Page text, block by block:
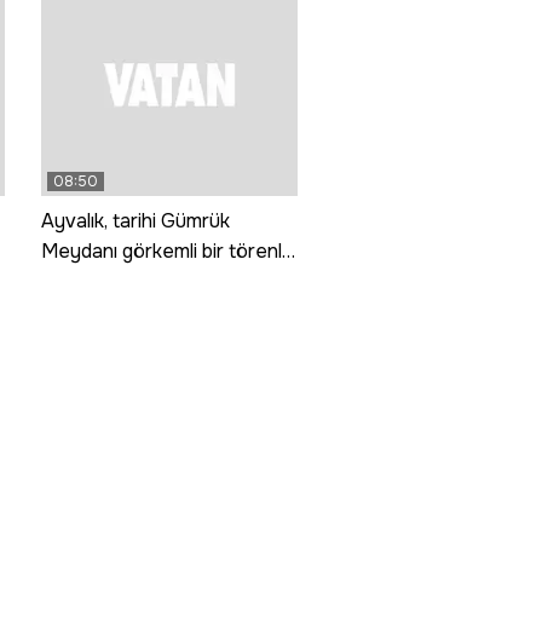
08:50
Ayvalık, tarihi Gümrük
Meydanı görkemli bir törenle